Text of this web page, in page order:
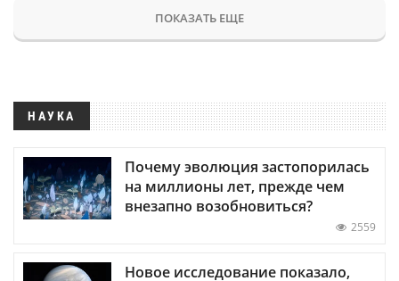
ПОКАЗАТЬ ЕЩЕ
НАУКА
Почему эволюция застопорилась
на миллионы лет, прежде чем
внезапно возобновиться?
2559
Новое исследование показало,